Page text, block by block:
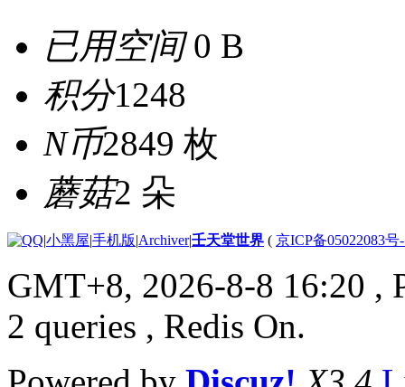
已用空间0 B
积分1248
N币2849 枚
蘑菇2 朵
|小黑屋|手机版|Archiver|壬天堂世界 ( 京ICP备05022083号
GMT+8, 2026-8-8 16:20 ,
2 queries , Redis On.